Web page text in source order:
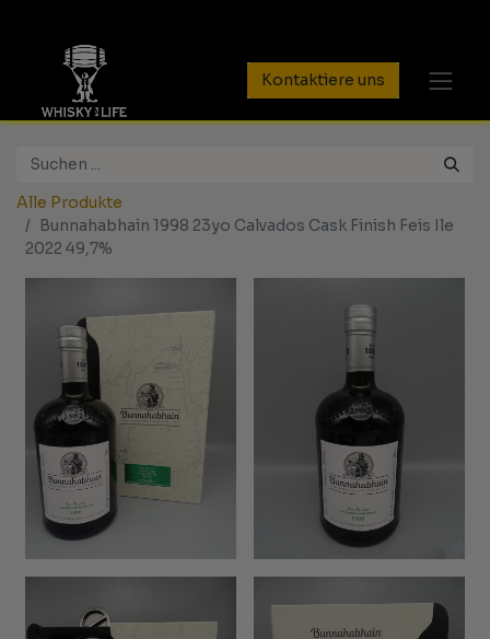
Kontaktiere uns
Alle Produkte
Bunnahabhain 1998 23yo Calvados Cask Finish Feis Ile
2022 49,7%